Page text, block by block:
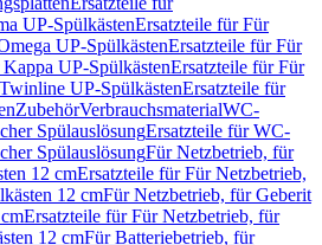
UP-SpülkästenErsatzteile für Für
UP-SpülkästenErsatzteile für Für
UP-SpülkästenErsatzteile für Für
UP-SpülkästenErsatzteile für
ZubehörVerbrauchsmaterialWC-
SpülauslösungErsatzteile für WC-
SpülauslösungFür Netzbetrieb, für
12 cmErsatzteile für Für Netzbetrieb,
12 cmFür Netzbetrieb, für Geberit
Ersatzteile für Für Netzbetrieb, für
12 cmFür Batteriebetrieb, für